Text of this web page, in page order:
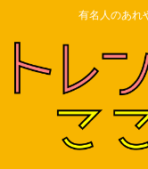
有名人のあれ